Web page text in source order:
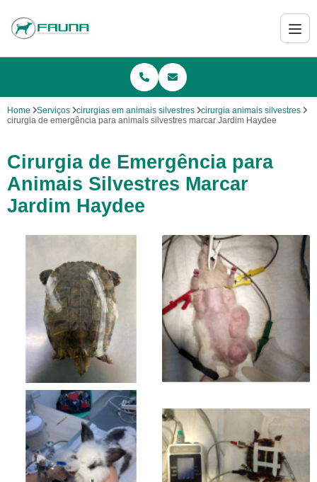
Home Serviços cirurgias em animais silvestres
cirurgia animais silvestres
cirurgia de emergência para animais silvestres marcar Jardim Haydee
Cirurgia de Emergência para
Animais Silvestres Marcar
Jardim Haydee